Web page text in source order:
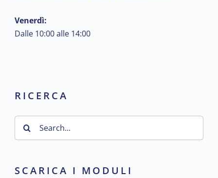
Venerdì:
Dalle 10:00 alle 14:00
RICERCA
Search
SCARICA I MODULI